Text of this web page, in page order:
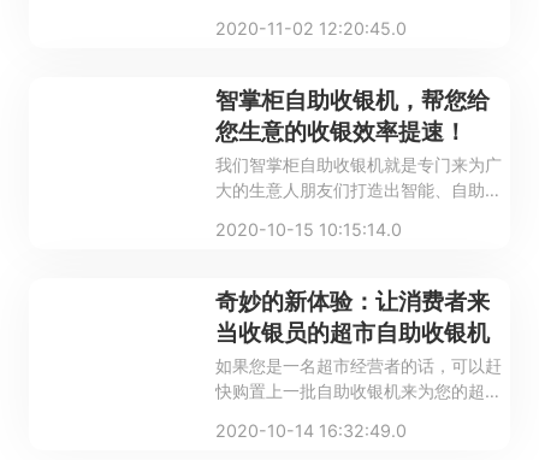
本和人力成本，值得提醒的是：商家在
适合自己的，正规商家的产品，这样才
能用起来得心应手。
2020-11-02 12:20:45.0
智掌柜自助收银机，帮您给
您生意的收银效率提速！
我们智掌柜自助收银机就是专门来为广
大的生意人朋友们打造出智能、自助的
店提供一个清晰地整体解决方案的，帮
的客户减少排队时间，并且还可以采集
零售大数据，并且对采集的数据进行分
析，来为您的门店、供应商等提供多种
多样的、定制化的增值服务。
2020-10-15 10:15:14.0
奇妙的新体验：让消费者来
当收银员的超市自助收银机
如果您是一名超市经营者的话，可以赶
快购置上一批自助收银机来为您的超市
营的更加的红火，让您超市的消费者们
2020-10-14 16:32:49.0